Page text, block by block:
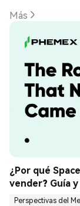
Más
¿Por qué
vender? Guía
Perspectivas del